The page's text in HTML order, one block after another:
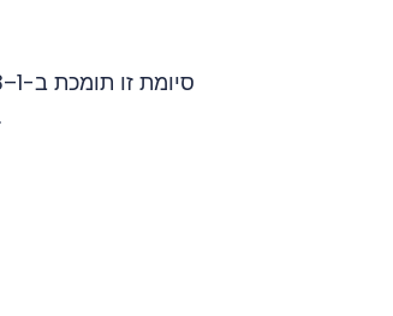
להגנה ארוכת טווח על המותג ולנראות מקומית באינטרנט.